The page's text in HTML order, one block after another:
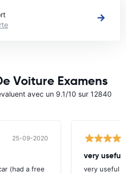
Voiture Examens
avec un 9.1/10 sur 12840
25-09-2020
(had a free
very useful
very useful